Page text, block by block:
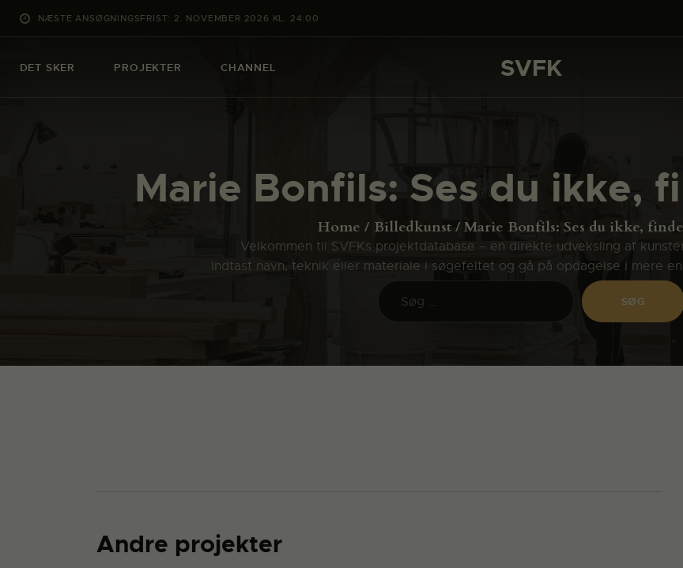
NÆSTE ANSØGNINGSFRIST: 2. NOVEMBER 2026 KL. 24:00
DET SKER PROJEKTER CHANNEL SVFK
Marie Bonfils: Ses du ikke,
Home Billedkunst Marie Bonfils: Ses du ikke,
Velkommen til SVFKs projektdatabase – en direkte udveksling af
Indtast navn, teknik eller materiale i søgefeltet og gå på opdagelse i mere
SVFK
PROJEKTER
CHANNEL
OM SVFK
ENGLISH
Andre projekter